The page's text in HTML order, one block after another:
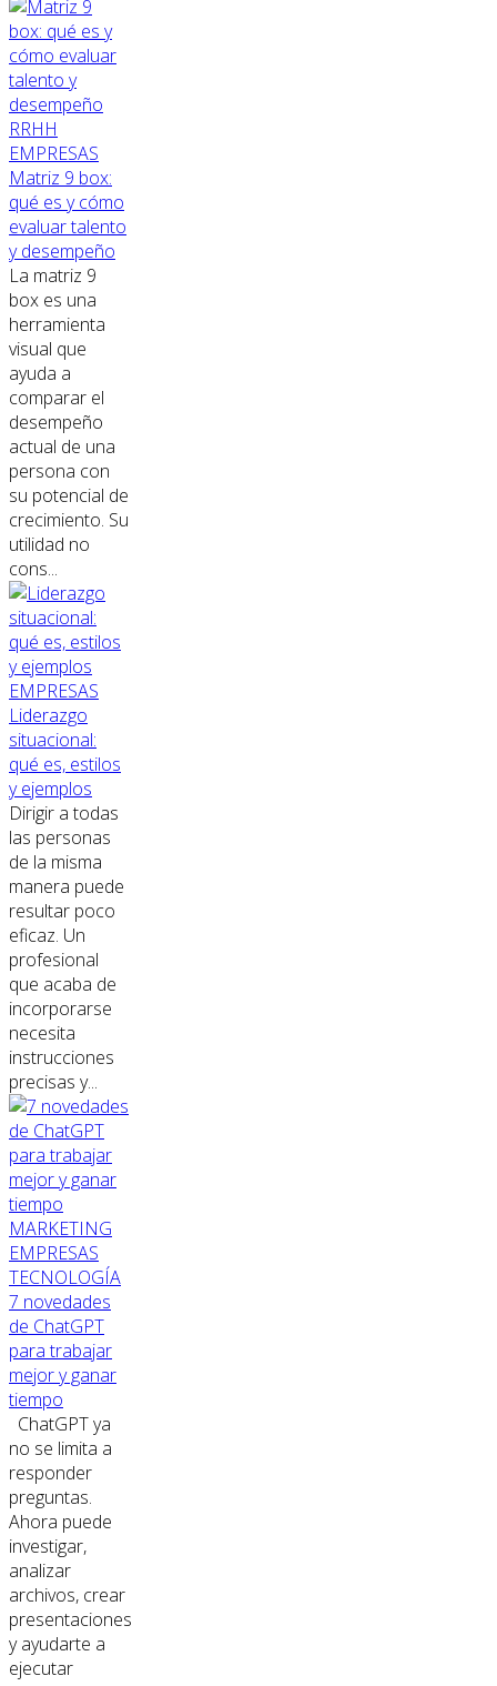
RRHH
EMPRESAS
Matriz 9 box:
qué es y cómo
evaluar talento
y desempeño
La matriz 9
box es una
herramienta
visual que
ayuda a
comparar el
desempeño
actual de una
persona con
su potencial de
crecimiento. Su
utilidad no
cons...
EMPRESAS
Liderazgo
situacional:
qué es, estilos
y ejemplos
Dirigir a todas
las personas
de la misma
manera puede
resultar poco
eficaz. Un
profesional
que acaba de
incorporarse
necesita
instrucciones
precisas y...
MARKETING
EMPRESAS
TECNOLOGÍA
7 novedades
de ChatGPT
para trabajar
mejor y ganar
tiempo
ChatGPT ya
no se limita a
responder
preguntas.
Ahora puede
investigar,
analizar
archivos, crear
presentaciones
y ayudarte a
ejecutar